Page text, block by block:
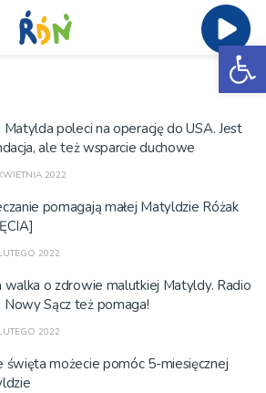
Matylda poleci na operację do USA. Jest
ale też wsparcie duchowe
2022
pomagają małej Matyldzie Różak
2022
walka o zdrowie malutkiej Matyldy. Radio
Nowy Sącz też pomaga!
2022
możecie pomóc 5-miesięcznej